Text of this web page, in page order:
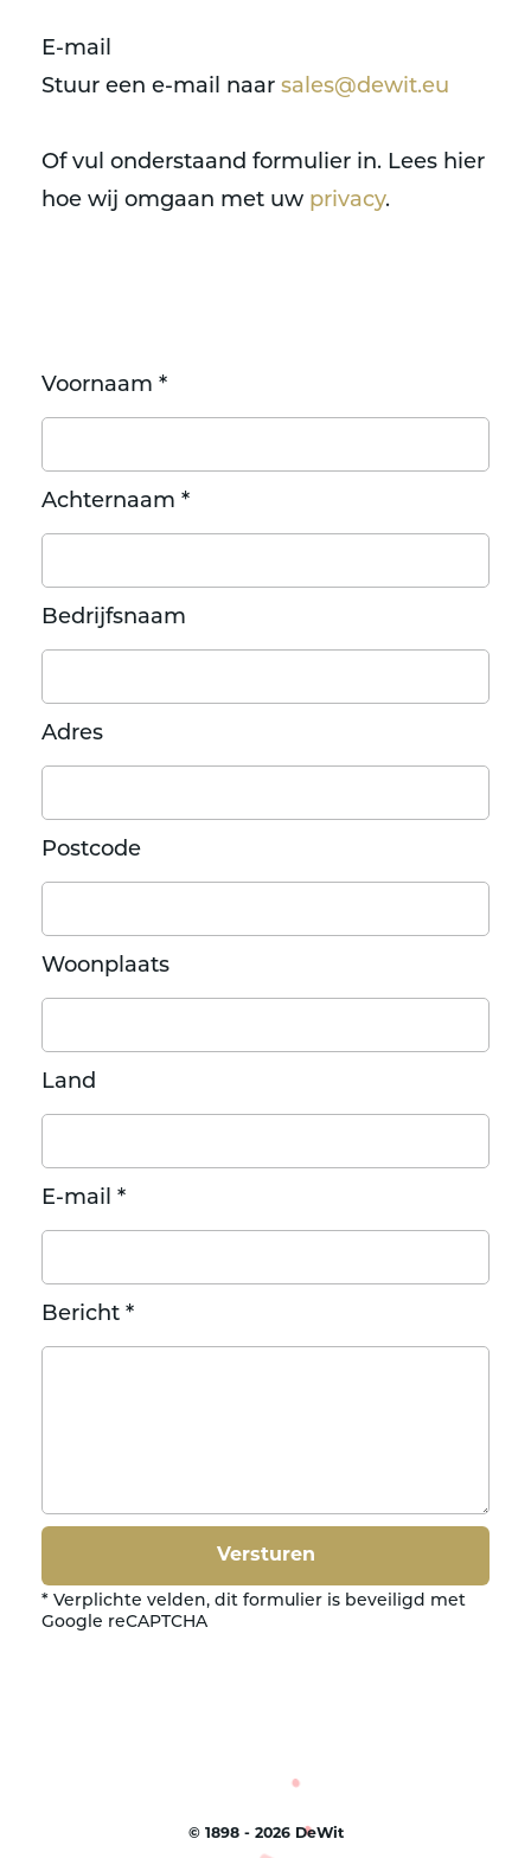
E-mail
Stuur een e-mail naar sales@dewit.eu
Of vul onderstaand formulier in. Lees hier
hoe wij omgaan met uw privacy.
Voornaam *
Achternaam *
Bedrijfsnaam
Adres
Postcode
Woonplaats
Land
E-mail *
Bericht *
* Verplichte velden, dit formulier is beveiligd met
Google reCAPTCHA
© 1898 - 2026 DeWit